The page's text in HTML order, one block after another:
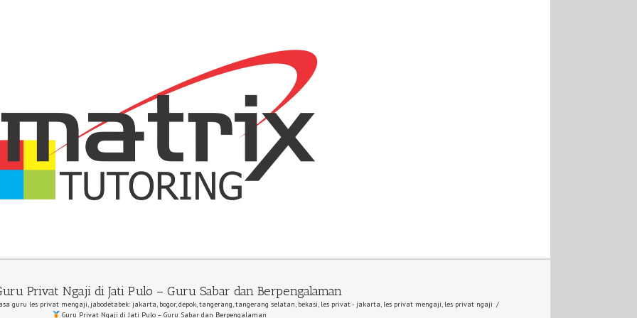
Privat Ngaji di Jati Pulo – Guru Sabar dan Berpengalaman
guru les privat mengaji, jabodetabek: jakarta, bogor, depok, tangerang, tangerang selatan, bekasi, les privat - jakarta, les privat mengaji, les privat ngaji /
Guru Privat Ngaji di Jati Pulo – Guru Sabar dan Berpengalaman